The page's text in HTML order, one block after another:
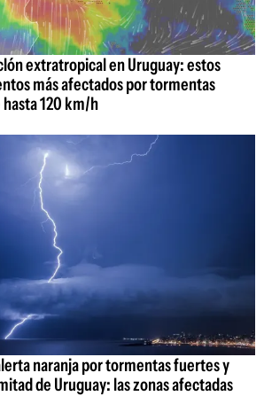
extratropical en Uruguay: estos
más afectados por tormentas
120 km/h
naranja por tormentas fuertes y
de Uruguay: las zonas afectadas